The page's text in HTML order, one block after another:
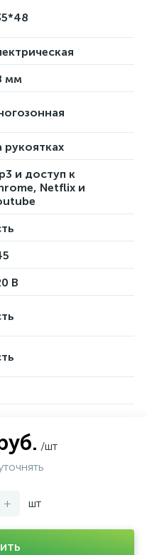
мм
рукоятках
и доступ к
Netflix и
В
/шт
+ шт